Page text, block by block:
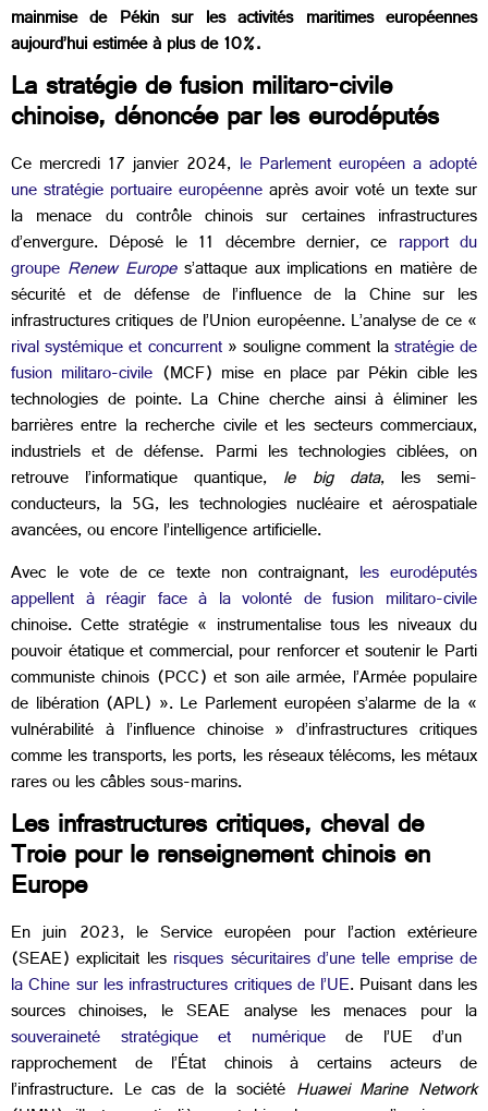
mainmise de Pékin sur les activités maritimes européennes
aujourd’hui estimée à plus de 10%.
La stratégie de fusion militaro-civile
chinoise, dénoncée par les eurodéputés
Ce mercredi 17 janvier 2024, le Parlement européen a adopté
une stratégie portuaire européenneaprès avoir voté un texte sur
la menace du contrôle chinois sur certaines infrastructures
d’envergure. Déposé le 11 décembre dernier, ce rapport du
groupe Renew Europes’attaque aux implications en matière de
sécurité et de défense de l’influence de la Chine sur les
infrastructures critiques de l’Union européenne. L’analyse de ce «
rival systémique et concurrent» souligne comment lastratégie de
fusion militaro-civile (MCF) mise en place par Pékin cible les
technologies de pointe. La Chine cherche ainsi à éliminer les
barrières entre la recherche civile et les secteurs commerciaux,
industriels et de défense. Parmi les technologies ciblées, on
retrouve l’informatique quantique, le big data, les semi-
conducteurs, la 5G, les technologies nucléaire et aérospatiale
avancées, ou encore l’intelligence artificielle.
Avec le vote de ce texte non contraignant,les eurodéputés
appellent à réagir face à la volonté de fusion militaro-civile
chinoise. Cette stratégie « instrumentalise tous les niveaux du
pouvoir étatique et commercial, pour renforcer et soutenir le Parti
communiste chinois (PCC) et son aile armée, l’Armée populaire
de libération (APL) ». Le Parlement européen s’alarme de la «
vulnérabilité à l’influence chinoise » d’infrastructures critiques
comme les transports, les ports, les réseaux télécoms, les métaux
rares ou les câbles sous-marins.
Les infrastructures critiques, cheval de
Troie pour le renseignement chinois en
Europe
En juin 2023, le Service européen pour l’action extérieure
(SEAE) explicitait lesrisques sécuritaires d’une telle emprise de
la Chine sur les infrastructures critiques de l’UE. Puisant dans les
sources chinoises, le SEAE analyse les menaces pour la
souveraineté stratégique et numériquede l’UE d’un
rapprochement de l’État chinois à certains acteurs de
l’infrastructure. Le cas de la société Huawei Marine Network